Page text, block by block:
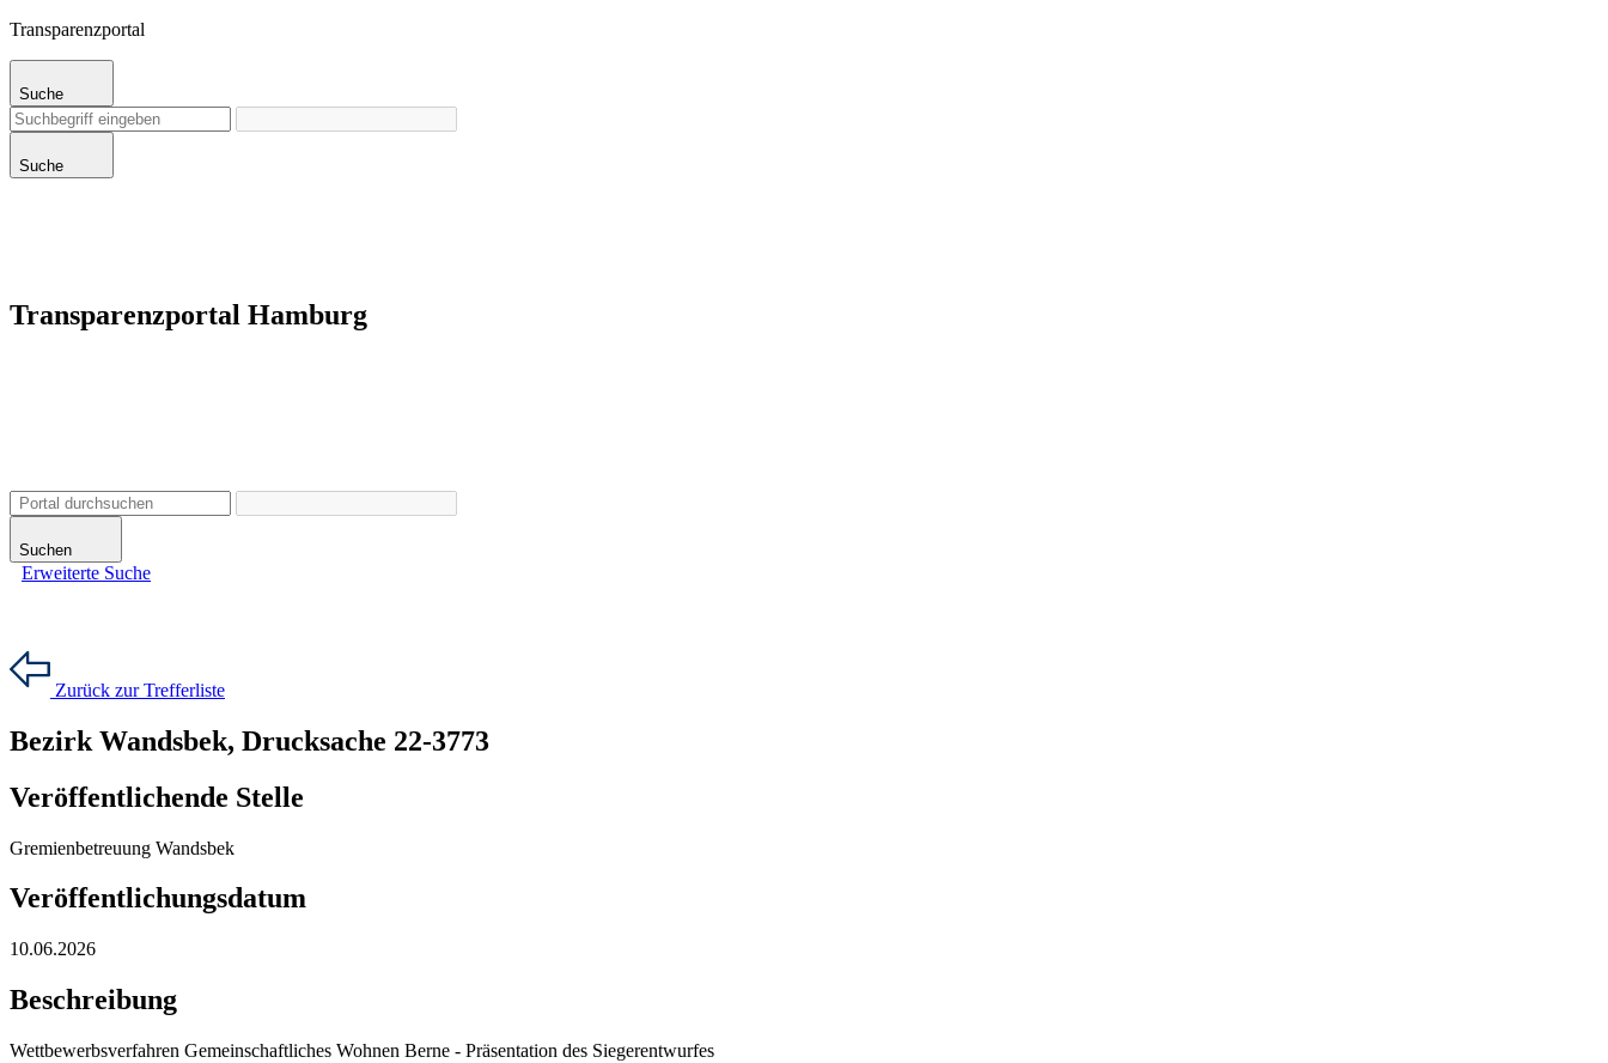
Transparenzportal
Suche
Suche
Transparenzportal Hamburg
Suchen
Erweiterte Suche
Zurück zur Trefferliste
Bezirk Wandsbek, Drucksache 22-3773
Veröffentlichende Stelle
Gremienbetreuung Wandsbek
Veröffentlichungsdatum
10.06.2026
Beschreibung
Wettbewerbsverfahren Gemeinschaftliches Wohnen Berne - Präsentation des Siegerentwurfes